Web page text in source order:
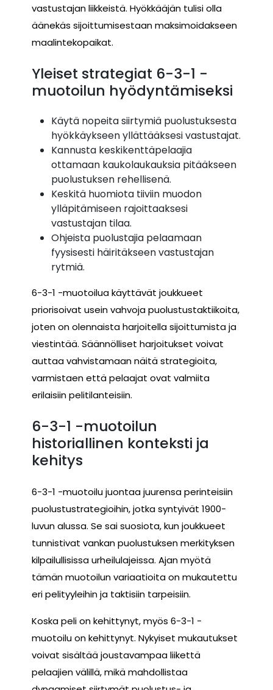
vastustajan liikkeistä. Hyökkääjän tulisi olla
äänekäs sijoittumisestaan maksimoidakseen
maalintekopaikat.
Yleiset strategiat 6-3-1 -
muotoilun hyödyntämiseksi
Käytä nopeita siirtymiä puolustuksesta
hyökkäykseen yllättääksesi vastustajat.
Kannusta keskikenttäpelaajia
ottamaan kaukolaukauksia pitääkseen
puolustuksen rehellisenä.
Keskitä huomiota tiiviin muodon
ylläpitämiseen rajoittaaksesi
vastustajan tilaa.
Ohjeista puolustajia pelaamaan
fyysisesti häiritäkseen vastustajan
rytmiä.
6-3-1 -muotoilua käyttävät joukkueet
priorisoivat usein vahvoja puolustustaktiikoita,
joten on olennaista harjoitella sijoittumista ja
viestintää. Säännölliset harjoitukset voivat
auttaa vahvistamaan näitä strategioita,
varmistaen että pelaajat ovat valmiita
erilaisiin pelitilanteisiin.
6-3-1 -muotoilun
historiallinen konteksti ja
kehitys
6-3-1 -muotoilu juontaa juurensa perinteisiin
puolustustrategioihin, jotka syntyivät 1900-
luvun alussa. Se sai suosiota, kun joukkueet
tunnistivat vankan puolustuksen merkityksen
kilpailullisissa urheilulajeissa. Ajan myötä
tämän muotoilun variaatioita on mukautettu
eri pelityyleihin ja taktisiin tarpeisiin.
Koska peli on kehittynyt, myös 6-3-1 -
muotoilu on kehittynyt. Nykyiset mukautukset
voivat sisältää joustavampaa liikettä
pelaajien välillä, mikä mahdollistaa